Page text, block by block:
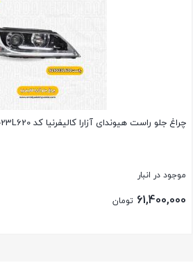
چراغ جلو راست هیوندای آزارا کالیفرنیا کد 921023L620 استوک
موجود در انبار
61,400,000 تومان